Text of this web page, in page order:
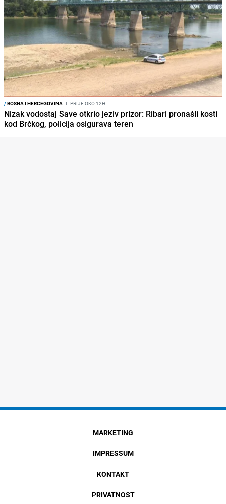
/BOSNA I HERCEGOVINA I PRIJE OKO 12H
Nizak vodostaj Save otkrio jeziv prizor: Ribari pronašli kosti
kod Brčkog, policija osigurava teren
MARKETING
IMPRESSUM
KONTAKT
PRIVATNOST